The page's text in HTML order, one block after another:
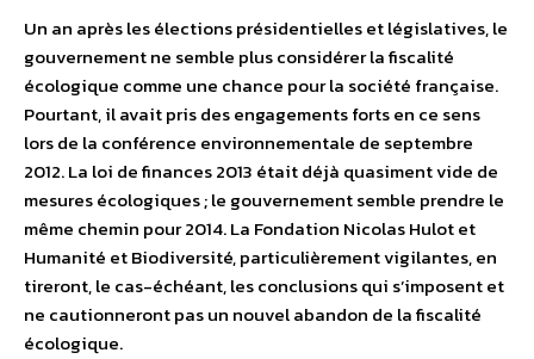
Un an après les élections présidentielles et législatives, le
gouvernement ne semble plus considérer la fiscalité
écologique comme une chance pour la société française.
Pourtant, il avait pris des engagements forts en ce sens
lors de la conférence environnementale de septembre
2012. La loi de finances 2013 était déjà quasiment vide de
mesures écologiques ; le gouvernement semble prendre le
même chemin pour 2014. La Fondation Nicolas Hulot et
Humanité et Biodiversité, particulièrement vigilantes, en
tireront, le cas-échéant, les conclusions qui s’imposent et
ne cautionneront pas un nouvel abandon de la fiscalité
écologique.